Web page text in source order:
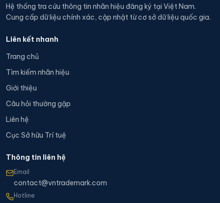
Hệ thống tra cứu thông tin nhãn hiệu đăng ký tại Việt Nam.
Cung cấp dữ liệu chính xác, cập nhật từ cơ sở dữ liệu quốc gia.
Liên kết nhanh
Trang chủ
Tìm kiếm nhãn hiệu
Giới thiệu
Câu hỏi thường gặp
Liên hệ
Cục Sở hữu Trí tuệ
Thông tin liên hệ
Email
contact@vntrademark.com
Hotline